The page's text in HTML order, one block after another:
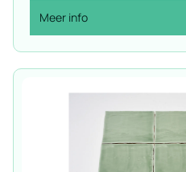
Meer info